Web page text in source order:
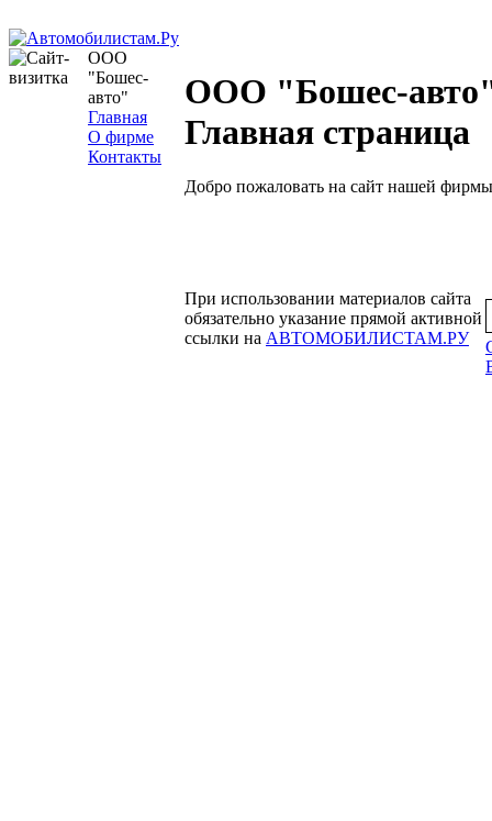
ООО
"Бошес-
авто"
Главная
О фирме
Контакты
ООО "Бошес-
Главная страница
Добро пожаловать на сайт нашей
При использовании материалов сайта
обязательно указание прямой активной
ссылки на АВТОМОБИЛИСТАМ.РУ